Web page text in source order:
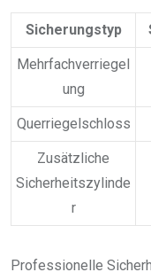
Sicherungstyp
Mehrfachverriegel
ung
Querriegelschloss
Zusätzliche
Sicherheitszylinde
r
Professionelle